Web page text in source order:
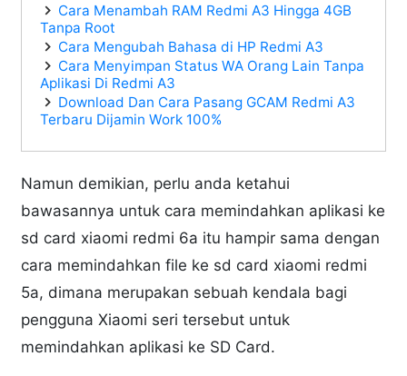
Cara Menambah RAM Redmi A3 Hingga 4GB
Tanpa Root
Cara Mengubah Bahasa di HP Redmi A3
Cara Menyimpan Status WA Orang Lain Tanpa
Aplikasi Di Redmi A3
Download Dan Cara Pasang GCAM Redmi A3
Terbaru Dijamin Work 100%
Namun demikian, perlu anda ketahui
bawasannya untuk cara memindahkan aplikasi ke
sd card xiaomi redmi 6a itu hampir sama dengan
cara memindahkan file ke sd card xiaomi redmi
5a, dimana merupakan sebuah kendala bagi
pengguna Xiaomi seri tersebut untuk
memindahkan aplikasi ke SD Card.